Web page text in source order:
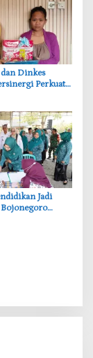
Dinkes
Perkuat
Jadi
Bojonegoro